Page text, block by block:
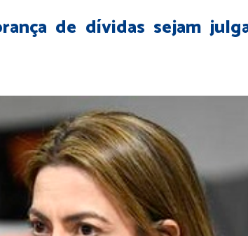
de dívidas sejam